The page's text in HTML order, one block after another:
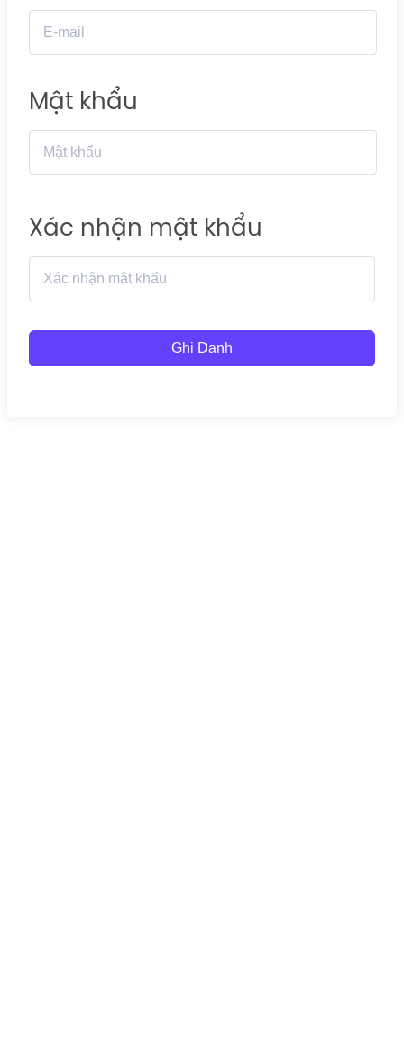
Mật khẩu
Xác nhận mật khẩu
Ghi Danh